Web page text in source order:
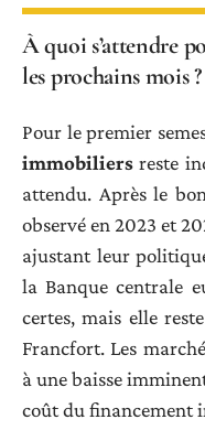
À quoi s’attendre
les prochains mois ?
Pour le premier
immobiliers reste
attendu. Après le
observé en 2023 et
ajustant leur
la Banque centrale
certes, mais elle
Francfort. Les
à une baisse
coût du financement